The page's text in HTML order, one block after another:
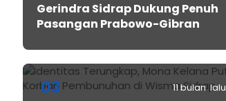
Gerindra Sidrap Dukung Penuh
Pasangan Prabowo-Gibran
03 11 bulan lalu